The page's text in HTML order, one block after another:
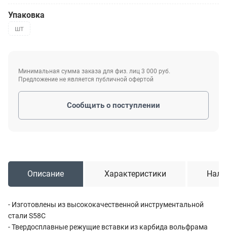
Упаковка
шт
Минимальная сумма заказа для физ. лиц 3 000 руб.
Предложение не является публичной офертой
Сообщить о поступлении
Описание Характеристики
- Изготовлены из высококачественной инструментальной
стали S58C
- Твердосплавные режущие вставки из карбида вольфрама